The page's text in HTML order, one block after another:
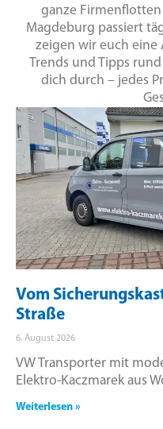
ganze Firmenflotten
Magdeburg passiert
zeigen wir euch eine
Trends und Tipps
dich durch – jedes
Vom
Straße
6. August 2026
VW Transporter mit
Elektro-Kaczmarek aus
Weiterlesen »